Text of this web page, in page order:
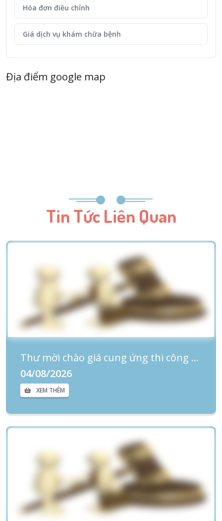
Hóa đơn điều chỉnh
Giá dịch vụ khám chữa bệnh
Địa điểm google map
Tin Tức Liên Quan
Thư mời chào giá cung ứng thi công sửa chữa tại các khoa phòng
04/08/2026
XEM THÊM